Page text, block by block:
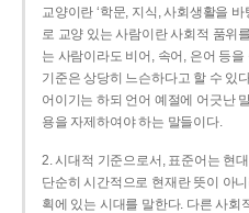
교양이란 ‘학문, 지식, 사회생활을
로 교양 있는 사람이란 사회적 품위
는 사람이라도 비어, 속어, 은어 등
기준은 상당히 느슨하다고 할 수 있
어이기는 하되 언어 예절에 어긋난
용을 자제하여야 하는 말들이다.
2. 시대적 기준으로서, 표준어는 현
단순히 시간적으로 현재란 뜻이 아
획에 있는 시대를 말한다. 다른 사회